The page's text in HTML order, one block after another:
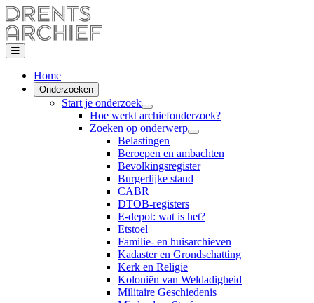
Home
Onderzoeken
Start je onderzoek
Hoe werkt archiefonderzoek?
Zoeken op onderwerp
Belastingen
Beroepen en ambachten
Bevolkingsregister
Burgerlijke stand
CABR
DTOB-registers
E-depot: wat is het?
Etstoel
Familie- en huisarchieven
Kadaster en Grondschatting
Kerk en Religie
Koloniën van Weldadigheid
Militaire Geschiedenis